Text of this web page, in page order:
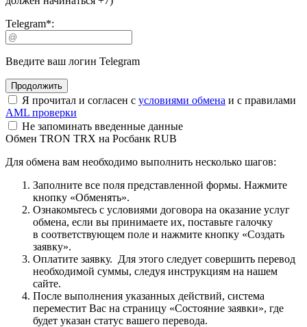
Telegram*:
Введите ваш логин Telegram
Я прочитал и согласен с условиями обмена и с правилами
AML проверки
Не запоминать введенные данные
Обмен TRON TRX на Росбанк RUB
Для обмена вам необходимо выполнить несколько шагов:
Заполните все поля представленной формы. Нажмите
кнопку «Обменять».
Ознакомьтесь с условиями договора на оказание услуг
обмена, если вы принимаете их, поставьте галочку
в соответствующем поле и нажмите кнопку «Создать
заявку».
Оплатите заявку. Для этого следует совершить перевод
необходимой суммы, следуя инструкциям на нашем
сайте.
После выполнения указанных действий, система
переместит Вас на страницу «Состояние заявки», где
будет указан статус вашего перевода.